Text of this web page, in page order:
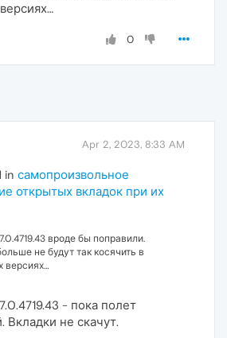
0
Apr 2, 2023, 8:33 AM
in самопроизвольное
открытых вкладок при их
вроде бы поправили.
не будут так косячить в
версиях…
- пока полет
Вкладки не скачут.